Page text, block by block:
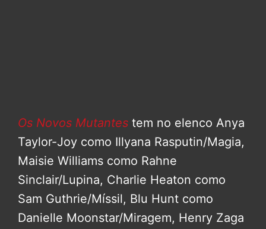
Os Novos Mutantes tem no elenco Anya
Taylor-Joy como Illyana Rasputin/Magia,
Maisie Williams como Rahne
Sinclair/Lupina, Charlie Heaton como
Sam Guthrie/Míssil, Blu Hunt como
Danielle Moonstar/Miragem, Henry Zaga